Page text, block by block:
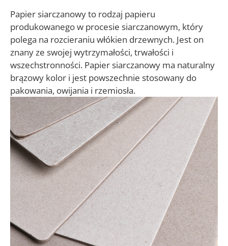
Papier siarczanowy to rodzaj papieru
produkowanego w procesie siarczanowym, który
polega na rozcieraniu włókien drzewnych. Jest on
znany ze swojej wytrzymałości, trwałości i
wszechstronności. Papier siarczanowy ma naturalny
brązowy kolor i jest powszechnie stosowany do
pakowania, owijania i rzemiosła.